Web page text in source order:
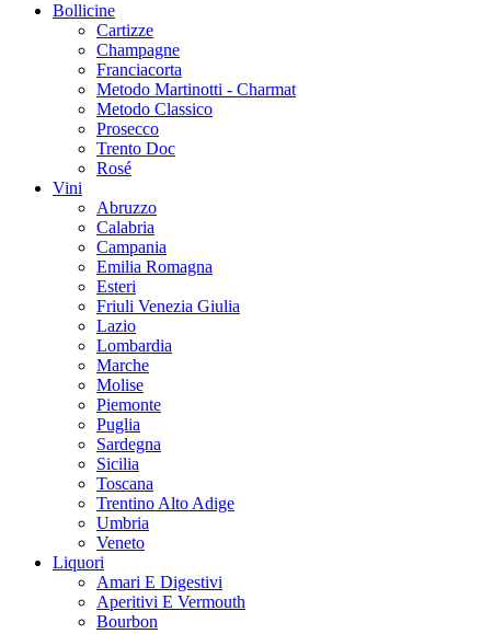
Bollicine
Cartizze
Champagne
Franciacorta
Metodo Martinotti - Charmat
Metodo Classico
Prosecco
Trento Doc
Rosé
Vini
Abruzzo
Calabria
Campania
Emilia Romagna
Esteri
Friuli Venezia Giulia
Lazio
Lombardia
Marche
Molise
Piemonte
Puglia
Sardegna
Sicilia
Toscana
Trentino Alto Adige
Umbria
Veneto
Liquori
Amari E Digestivi
Aperitivi E Vermouth
Bourbon